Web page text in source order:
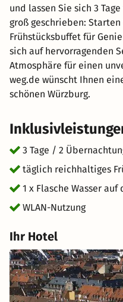
und lassen Sie sich 3
groß geschrieben:
Frühstücksbuffet für
sich auf hervorragenden
Atmosphäre für einen
weg.de wünscht Ihnen
schönen Würzburg.
3 Tage / 2
täglich reichhaltiges
1 x Flasche Wasser
WLAN-Nutzung
Ihr Hotel